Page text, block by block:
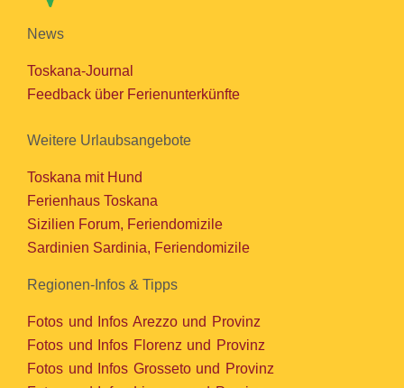
News
Toskana-Journal
Feedback über Ferienunterkünfte
Weitere Urlaubsangebote
Toskana mit Hund
Ferienhaus Toskana
Sizilien Forum, Feriendomizile
Sardinien Sardinia, Feriendomizile
Regionen-Infos & Tipps
Fotos und Infos Arezzo und Provinz
Fotos und Infos Florenz und Provinz
Fotos und Infos Grosseto und Provinz